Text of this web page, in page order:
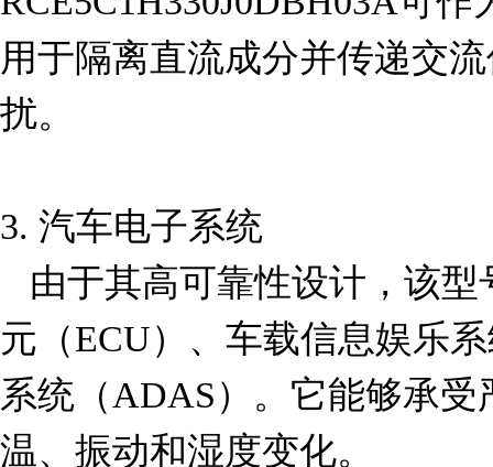
用于隔离直流成分并传递交
扰。
3. 汽车电子系统
元（ECU）、车载信息娱乐
系统（ADAS）。它能够承
温、振动和湿度变化。